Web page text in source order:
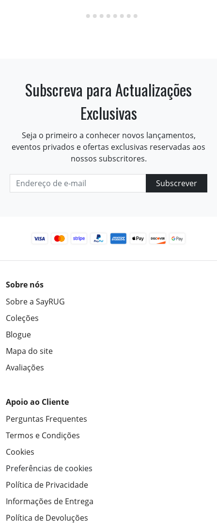
Subscreva para Actualizações
Exclusivas
Seja o primeiro a conhecer novos lançamentos,
eventos privados e ofertas exclusivas reservadas aos
nossos subscritores.
Subscrever
Sobre nós
Sobre a SayRUG
Coleções
Blogue
Mapa do site
Avaliações
Apoio ao Cliente
Perguntas Frequentes
Termos e Condições
Cookies
Preferências de cookies
Política de Privacidade
Informações de Entrega
Política de Devoluções